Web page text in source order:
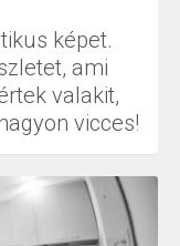
képet.
ami
valakit,
vicces!